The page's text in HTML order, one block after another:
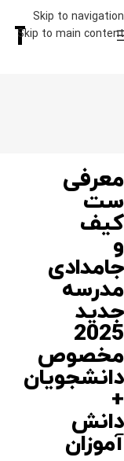
Skip to navigation
Skip to main content
معرفی
ست
کیف
و
جامدادی
مدرسه
جدید
2025
مخصوص
دانشجویان
+
دانش
آموزان